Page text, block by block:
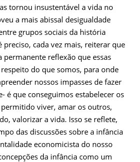
tornou insustentável a vida no
a mais abissal desigualdade
grupos sociais da história
preciso, cada vez mais, reiterar que
permanente reflexão que essas
do que somos, para onde
nossos impasses de fazer
é que conseguimos estabelecer os
viver, amar os outros,
valorizar a vida. Isso se reflete,
das discussões sobre a infância
economicista do nosso
da infância como um